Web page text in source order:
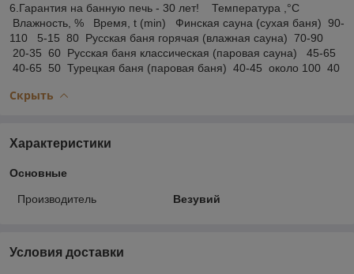
6.Гарантия на банную печь - 30 лет! Температура ,°С
Влажность, % Время, t (min) Финская сауна (сухая баня) 90-
110 5-15 80 Русская баня горячая (влажная сауна) 70-90
20-35 60 Русская баня классическая (паровая сауна) 45-65
40-65 50 Турецкая баня (паровая баня) 40-45 около 100 40
Скрыть
Характеристики
Основные
Производитель Везувий
Условия доставки